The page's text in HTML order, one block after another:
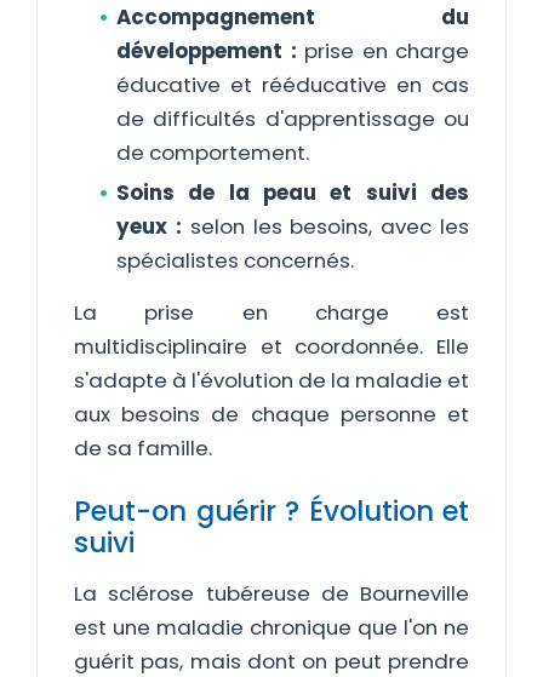
Accompagnement du
développement : prise en charge
éducative et rééducative en cas
de difficultés d'apprentissage ou
de comportement.
Soins de la peau et suivi des
yeux : selon les besoins, avec les
spécialistes concernés.
La prise en charge est
multidisciplinaire et coordonnée. Elle
s'adapte à l'évolution de la maladie et
aux besoins de chaque personne et
de sa famille.
Peut-on guérir ? Évolution et
suivi
La sclérose tubéreuse de Bourneville
est une maladie chronique que l'on ne
guérit pas, mais dont on peut prendre